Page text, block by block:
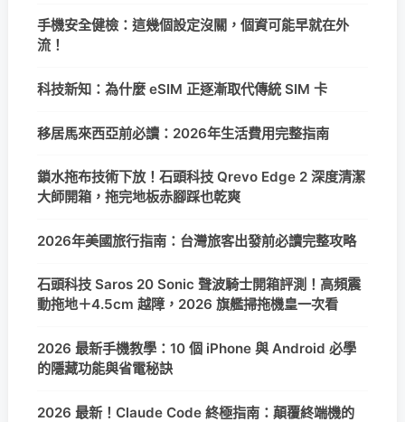
手機安全健檢：這幾個設定沒關，個資可能早就在外
流！
科技新知：為什麼 eSIM 正逐漸取代傳統 SIM 卡
移居馬來西亞前必讀：2026年生活費用完整指南
鎖水拖布技術下放！石頭科技 Qrevo Edge 2 深度清潔
大師開箱，拖完地板赤腳踩也乾爽
2026年美國旅行指南：台灣旅客出發前必讀完整攻略
石頭科技 Saros 20 Sonic 聲波騎士開箱評測！高頻震
動拖地＋4.5cm 越障，2026 旗艦掃拖機皇一次看
2026 最新手機教學：10 個 iPhone 與 Android 必學
的隱藏功能與省電秘訣
2026 最新！Claude Code 終極指南：顛覆終端機的